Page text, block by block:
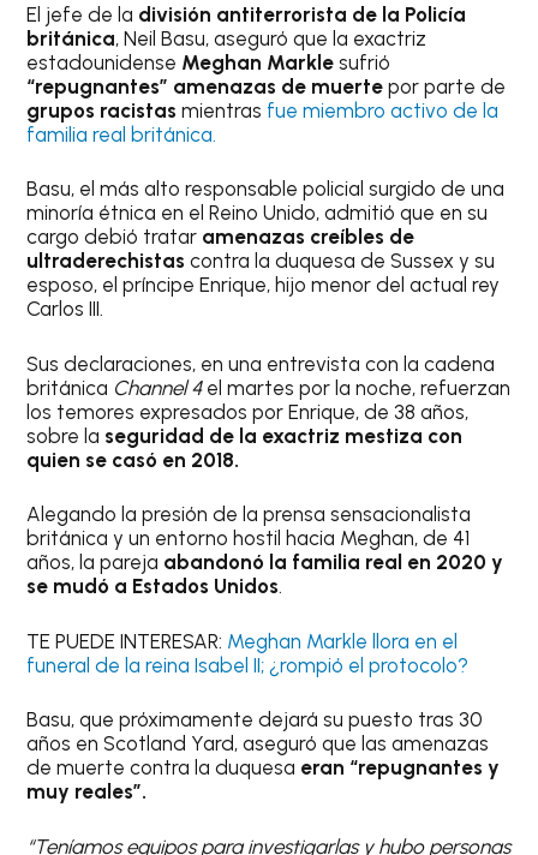
El jefe de la división antiterrorista de la Policía
británica, Neil Basu, aseguró que la exactriz
estadounidense Meghan Markle sufrió
“repugnantes” amenazas de muerte por parte de
grupos racistas mientras fue miembro activo de la
familia real británica.
Basu, el más alto responsable policial surgido de una
minoría étnica en el Reino Unido, admitió que en su
cargo debió tratar amenazas creíbles de
ultraderechistas contra la duquesa de Sussex y su
esposo, el príncipe Enrique, hijo menor del actual rey
Carlos III.
Sus declaraciones, en una entrevista con la cadena
británica Channel 4el martes por la noche, refuerzan
los temores expresados por Enrique, de 38 años,
sobre la seguridad de la exactriz mestiza con
quien se casó en 2018.
Alegando la presión de la prensa sensacionalista
británica y un entorno hostil hacia Meghan, de 41
años, la pareja abandonó la familia real en 2020 y
se mudó a Estados Unidos.
TE PUEDE INTERESAR: Meghan Markle llora en el
funeral de la reina Isabel II; ¿rompió el protocolo?
Basu, que próximamente dejará su puesto tras 30
años en Scotland Yard, aseguró que las amenazas
de muerte contra la duquesa eran “repugnantes y
muy reales”.
“Teníamos equipos para investigarlas y hubo personas